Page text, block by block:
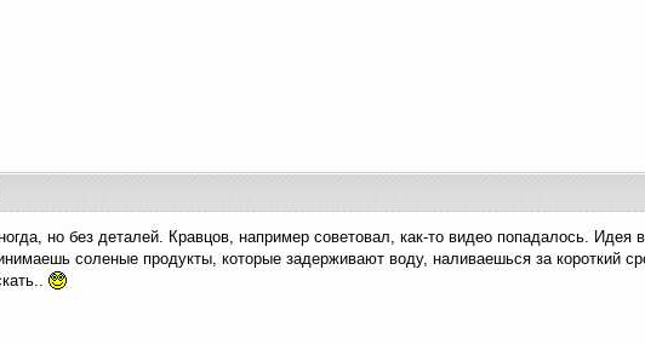
но без деталей. Кравцов, например советовал, как-то видео попадалось.
соленые продукты, которые задерживают воду, наливаешься за короткий